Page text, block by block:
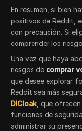
En resumen, si bien
positivos de Reddit,
con precaución. Si
comprender los
Una vez que haya
riesgos de comprar
que desee explorar
Reddit sea más
DICloak , que
funciones de
administrar su